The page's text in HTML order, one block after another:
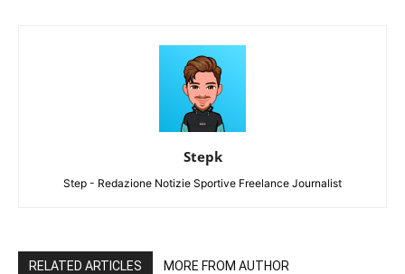
Stepk
Step - Redazione Notizie Sportive Freelance Journalist
RELATED ARTICLES MORE FROM AUTHOR